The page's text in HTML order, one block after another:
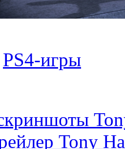
PS4-игры
Tony